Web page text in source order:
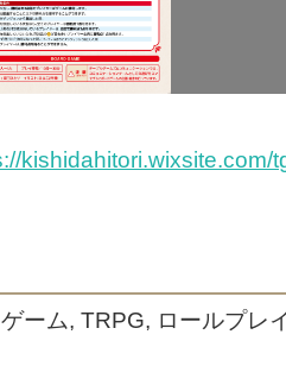
kishidahitori.wixsite.com/
ーム, TRPG, ロールプレ